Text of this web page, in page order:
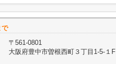
で
〒561-0801
大阪府豊中市曽根西町３丁目1-5-１F